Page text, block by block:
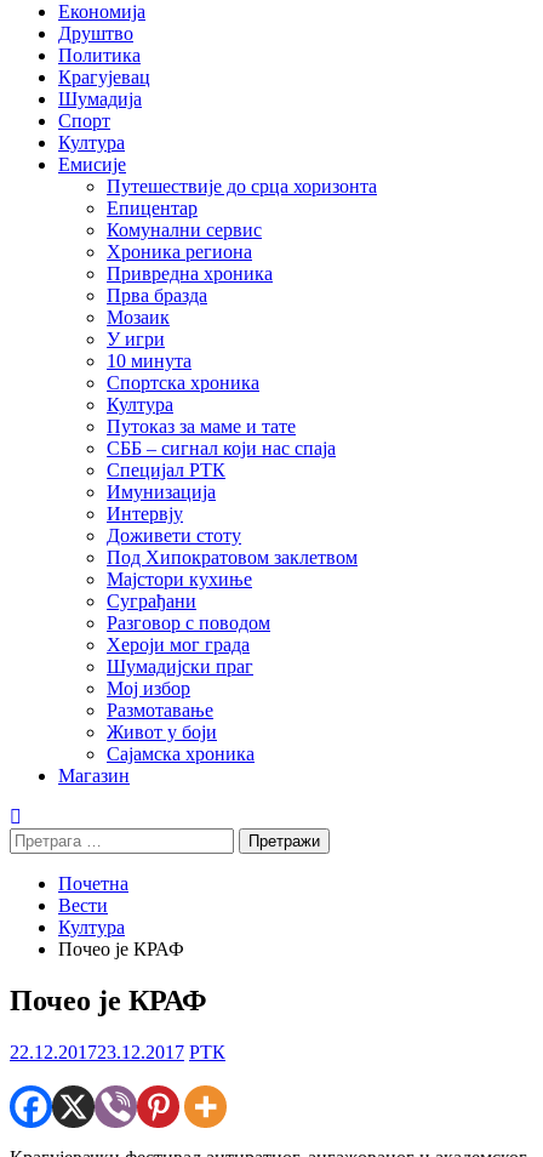
Економија
Друштво
Политика
Крагујевац
Шумадија
Спорт
Култура
Емисије
Путешествије до срца хоризонта
Епицентар
Комунални сервис
Хроника региона
Привредна хроника
Прва бразда
Мозаик
У игри
10 минута
Спортска хроника
Култура
Путоказ за маме и тате
СББ – сигнал који нас спаја
Специјал РТК
Имунизација
Интервју
Доживети стоту
Под Хипократовом заклетвом
Мајстори кухиње
Суграђани
Разговор с поводом
Хероји мог града
Шумадијски праг
Мој избор
Размотавање
Живот у боји
Сајамска хроника
Магазин
Претрага
за:
Почетна
Вести
Култура
Почео је КРАФ
Почео је КРАФ
22.12.201723.12.2017 РТК